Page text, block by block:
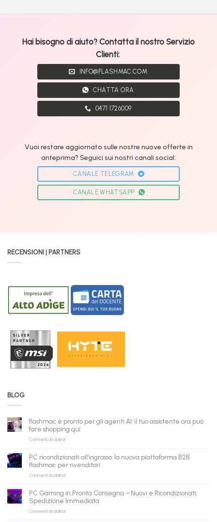
Hai bisogno di aiuto? Contatta il nostro Servizio
Clienti:
INFO@FLASHMAC.COM
CHATTA ORA
0471 1726009
Vuoi restare aggiornato sulle nostre nuove offerte in
anteprima? Seguici sui nostri canali social:
CANALE TELEGRAM
CANALE WHATSAPP
RECENSIONI | PARTNERS
BLOG
flashmac è pronto per gli agenti AI: il tuo assistente ora può
fare shopping qui
Commenti disabilitatisu
pronto
per
gli
AI:
il
tuo
assistente
PC ricondizionati all’ingrosso: la nuova piattaforma B2B
flashmac per rivenditori
Commenti disabilitatisu
ricondizionati
all’ingrosso:
la
nuova
PC Gaming in Pronta Consegna – Nuovi e Ricondizionati,
Spedizione Immediata
Commenti disabilitatisu